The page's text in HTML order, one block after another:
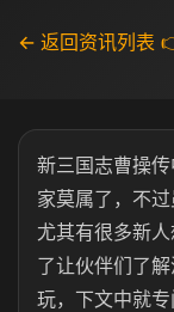
← 返回资讯列表
新三国志曹操
家莫属了，不
尤其有很多新
了让伙伴们了
玩，下文中就